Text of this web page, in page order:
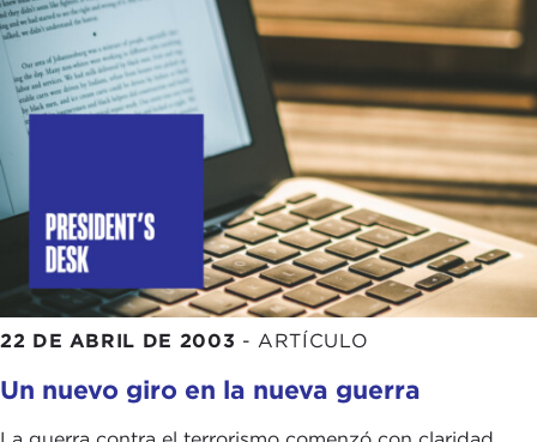
22 DE ABRIL DE 2003 - ARTÍCULO
Un nuevo giro en la nueva guerra